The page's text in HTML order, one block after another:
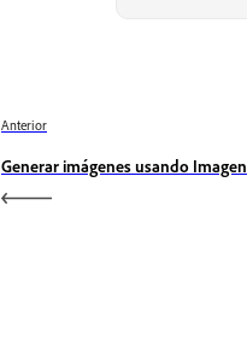
Anterior
Generar imágenes usando Imagen